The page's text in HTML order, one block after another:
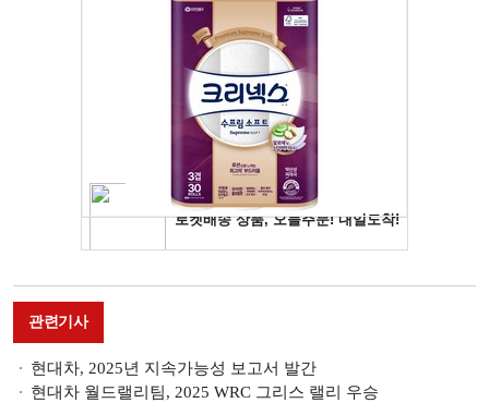
관련기사
현대차, 2025년 지속가능성 보고서 발간
현대차 월드랠리팀, 2025 WRC 그리스 랠리 우승